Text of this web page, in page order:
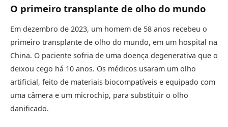
O primeiro transplante de olho do mundo
Em dezembro de 2023, um homem de 58 anos recebeu o
primeiro transplante de olho do mundo, em um hospital na
China. O paciente sofria de uma doença degenerativa que o
deixou cego há 10 anos. Os médicos usaram um olho
artificial, feito de materiais biocompatíveis e equipado com
uma câmera e um microchip, para substituir o olho
danificado.